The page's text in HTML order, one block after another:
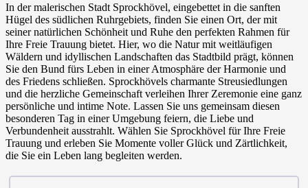
In der malerischen Stadt Sprockhövel, eingebettet in die sanften
Hügel des südlichen Ruhrgebiets, finden Sie einen Ort, der mit
seiner natürlichen Schönheit und Ruhe den perfekten Rahmen für
Ihre Freie Trauung bietet. Hier, wo die Natur mit weitläufigen
Wäldern und idyllischen Landschaften das Stadtbild prägt, können
Sie den Bund fürs Leben in einer Atmosphäre der Harmonie und
des Friedens schließen. Sprockhövels charmante Streusiedlungen
und die herzliche Gemeinschaft verleihen Ihrer Zeremonie eine ganz
persönliche und intime Note. Lassen Sie uns gemeinsam diesen
besonderen Tag in einer Umgebung feiern, die Liebe und
Verbundenheit ausstrahlt. Wählen Sie Sprockhövel für Ihre Freie
Trauung und erleben Sie Momente voller Glück und Zärtlichkeit,
die Sie ein Leben lang begleiten werden.